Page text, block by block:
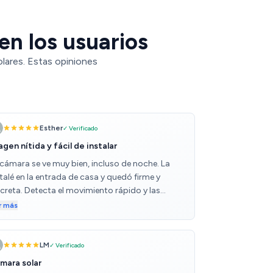
los usuarios
Estas opiniones
Esther✓ Verificado
nítida y fácil de instalar
se ve muy bien, incluso de noche. La
en la entrada de casa y quedó firme y
Detecta el movimiento rápido y las
llegan al momento. Muy práctica al
inalámbrica. Buena compra.
más
LM✓ Verificado
solar